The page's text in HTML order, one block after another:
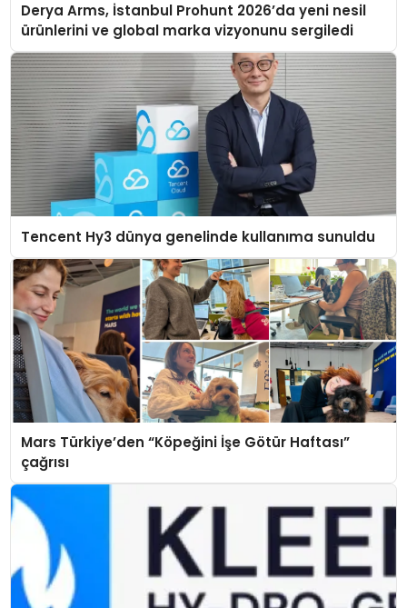
Derya Arms, İstanbul Prohunt 2026’da yeni nesil
ürünlerini ve global marka vizyonunu sergiledi
Tencent Hy3 dünya genelinde kullanıma sunuldu
Mars Türkiye’den “Köpeğini İşe Götür Haftası”
çağrısı